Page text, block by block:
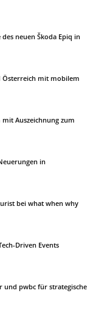
des neuen Škoda Epiq in
Österreich mit mobilem
mit Auszeichnung zum
in
bei what when why
Driven Events
und pwbc für strategische